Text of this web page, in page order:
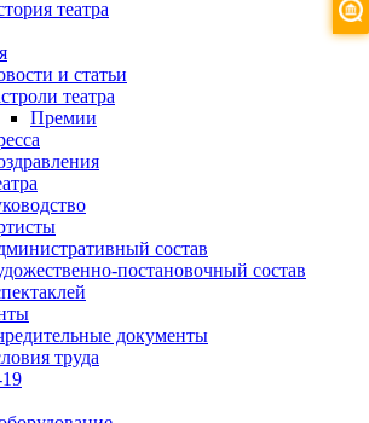
театра
и статьи
театра
Премии
состав
постановочный состав
документы
труда